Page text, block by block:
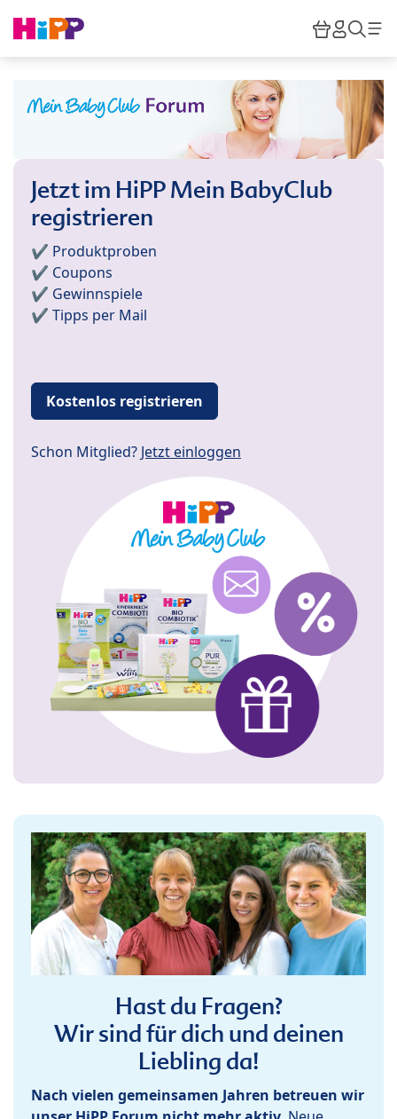
HiPP
Jetzt im HiPP Mein BabyClub
registrieren
✔️ Produktproben
✔️ Coupons
✔️ Gewinnspiele
✔️ Tipps per Mail
Kostenlos registrieren
Schon Mitglied? Jetzt einloggen
Hast du Fragen?
Wir sind für dich und deinen
Liebling da!
Nach vielen gemeinsamen Jahren betreuen wir